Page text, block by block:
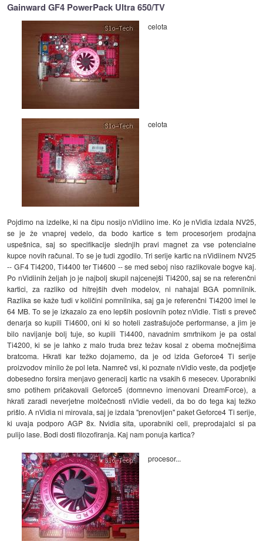
Gainward GF4 PowerPack Ultra 650/TV
celota
celota
Pojdimo na izdelke, ki na čipu nosijo nVidiino ime. Ko je nVidia izdala NV25,
se je že vnaprej vedelo, da bodo kartice s tem procesorjem prodajna
uspešnica, saj so specifikacije slednjih pravi magnet za vse potencialne
kupce novih računal. To se je tudi zgodilo. Tri serije kartic na nVidiinem NV25
-- GF4 Ti4200, Ti4400 ter Ti4600 -- se med seboj niso razlikovale bogve kaj.
Po nVidiinih željah jo je najbolj skupil najcenejši Ti4200, saj se na referenčni
kartici, za razliko od hitrejših dveh modelov, ni nahajal BGA pomnilnik.
Razlika se kaže tudi v količini pomnilnika, saj ga je referenčni Ti4200 imel le
64 MB. To se je izkazalo za eno lepših poslovnih potez nVidie. Tisti s preveč
denarja so kupili Ti4600, oni ki so hoteli zastrašujoče performanse, a jim je
bilo navijanje bolj tuje, so kupili Ti4400, navadnim smrtnikom je pa ostal
Ti4200, ki se je lahko z malo truda brez težav kosal z obema močnejšima
bratcoma. Hkrati kar težko dojamemo, da je od izida Geforce4 Ti serije
proizvodov minilo že pol leta. Namreč vsi, ki poznate nVidio veste, da podjetje
dobesedno forsira menjavo generacij kartic na vsakih 6 mesecev. Uporabniki
smo potihem pričakovali Geforce5 (domnevno imenovani DreamForce), a
hkrati zaradi neverjetne molčečnosti nVidie vedeli, da bo do tega kaj težko
prišlo. A nVidia ni mirovala, saj je izdala "prenovljen" paket Geforce4 Ti serije,
ki uvaja podporo AGP 8x. Nvidia sita, uporabniki celi, preprodajalci si pa
pulijo lase. Bodi dosti filozofiranja. Kaj nam ponuja kartica?
procesor...